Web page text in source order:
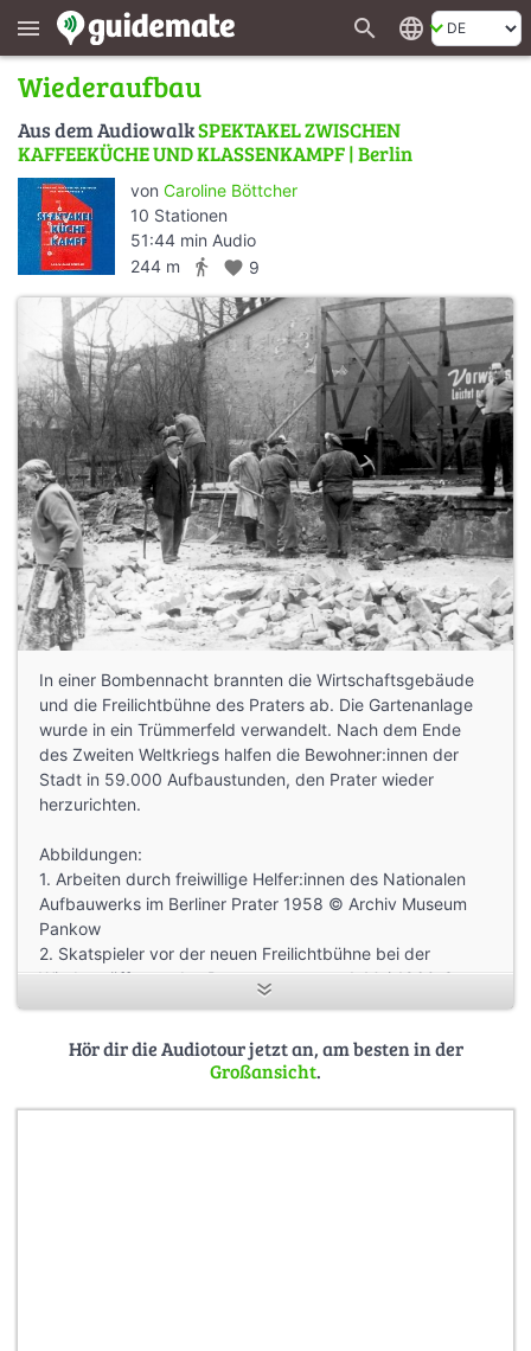
menu search language
Wiederaufbau
Aus dem AudiowalkSPEKTAKEL ZWISCHEN
KAFFEEKÜCHE UND KLASSENKAMPF | Berlin
von Caroline Böttcher
10 Stationen
51:44 min Audio
244 m
directions_walk favorite 9
In einer Bombennacht brannten die Wirtschaftsgebäude
und die Freilichtbühne des Praters ab. Die Gartenanlage
wurde in ein Trümmerfeld verwandelt. Nach dem Ende
des Zweiten Weltkriegs halfen die Bewohner:innen der
Stadt in 59.000 Aufbaustunden, den Prater wieder
herzurichten.
Abbildungen:
1. Arbeiten durch freiwillige Helfer:innen des Nationalen
Aufbauwerks im Berliner Prater 1958 © Archiv Museum
Pankow
2. Skatspieler vor der neuen Freilichtbühne bei der
Wiedereröffnung des Pratergartens am 1. Mai 1960 ©
Bundesarchiv, Bild 183-72750-0056 / Fotograf(in): Seliger
Hör dir die Audiotour jetzt an, am besten in der
Großansicht.